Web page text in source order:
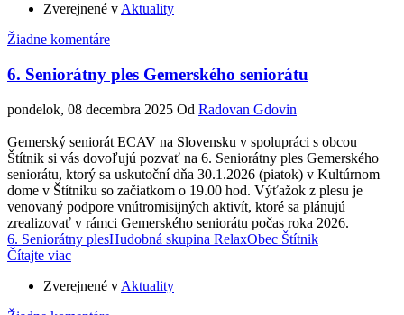
Zverejnené vAktuality
Žiadne komentáre
6. Seniorátny ples Gemerského seniorátu
pondelok, 08 decembra 2025 Od Radovan Gdovin
Gemerský seniorát ECAV na Slovensku v spolupráci s obcou
Štítnik si vás dovoľujú pozvať na 6. Seniorátny ples Gemerského
seniorátu, ktorý sa uskutoční dňa 30.1.2026 (piatok) v Kultúrnom
dome v Štítniku so začiatkom o 19.00 hod. Výťažok z plesu je
venovaný podpore vnútromisijných aktivít, ktoré sa plánujú
zrealizovať v rámci Gemerského seniorátu počas roka 2026.
6. Seniorátny plesHudobná skupina RelaxObec Štítnik
Čítajte viac
Zverejnené v Aktuality